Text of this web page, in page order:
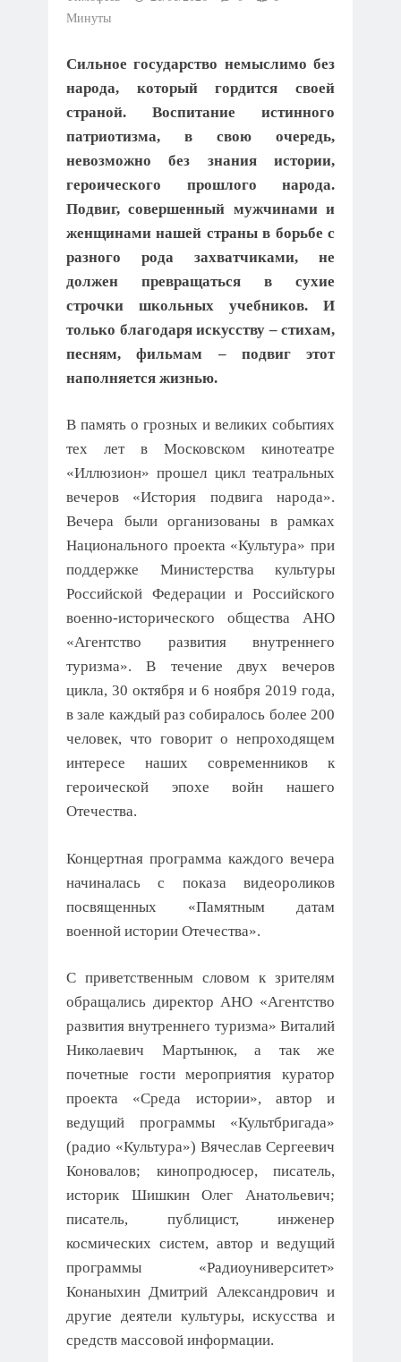
Минуты
Сильное государство немыслимо без
народа, который гордится своей
страной. Воспитание истинного
патриотизма, в свою очередь,
невозможно без знания истории,
героического прошлого народа.
Подвиг, совершенный мужчинами и
женщинами нашей страны в борьбе с
разного рода захватчиками, не
должен превращаться в сухие
строчки школьных учебников. И
только благодаря искусству – стихам,
песням, фильмам – подвиг этот
наполняется жизнью.
В память о грозных и великих событиях
тех лет в Московском кинотеатре
«Иллюзион» прошел цикл театральных
вечеров «История подвига народа».
Вечера были организованы в рамках
Национального проекта «Культура» при
поддержке Министерства культуры
Российской Федерации и Российского
военно-исторического общества АНО
«Агентство развития внутреннего
туризма». В течение двух вечеров
цикла, 30 октября и 6 ноября 2019 года,
в зале каждый раз собиралось более 200
человек, что говорит о непроходящем
интересе наших современников к
героической эпохе войн нашего
Отечества.
Концертная программа каждого вечера
начиналась с показа видеороликов
посвященных «Памятным датам
военной истории Отечества».
С приветственным словом к зрителям
обращались директор АНО «Агентство
развития внутреннего туризма» Виталий
Николаевич Мартынюк, а так же
почетные гости мероприятия куратор
проекта «Среда истории», автор и
ведущий программы «Культбригада»
(радио «Культура») Вячеслав Сергеевич
Коновалов; кинопродюсер, писатель,
историк Шишкин Олег Анатольевич;
писатель, публицист, инженер
космических систем, автор и ведущий
программы «Радиоуниверситет»
Конаныхин Дмитрий Александрович и
другие деятели культуры, искусства и
средств массовой информации.